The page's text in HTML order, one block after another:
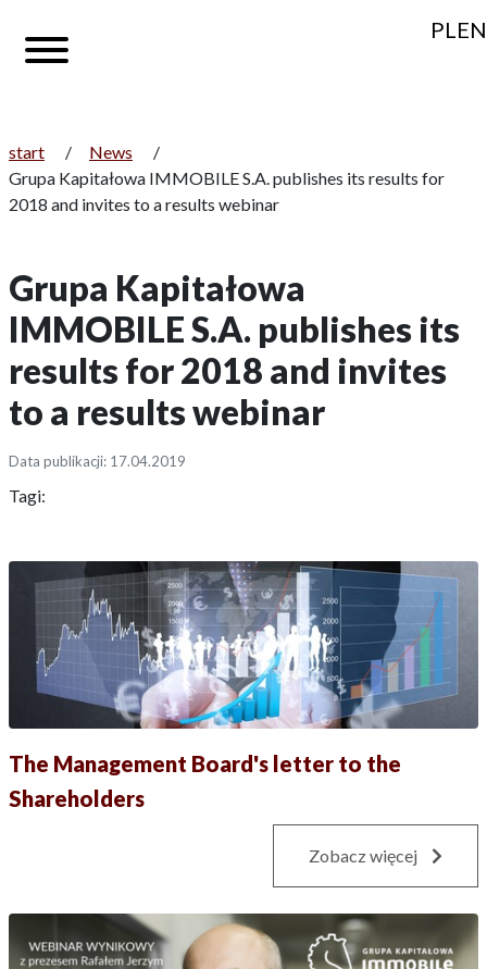
PLEN
start / News
/
Grupa Kapitałowa IMMOBILE S.A. publishes its results for
2018 and invites to a results webinar
Grupa Kapitałowa
IMMOBILE S.A. publishes its
results for 2018 and invites
to a results webinar
Data publikacji: 17.04.2019
Tagi:
The Management Board's letter to the
Shareholders
Zobacz więcej